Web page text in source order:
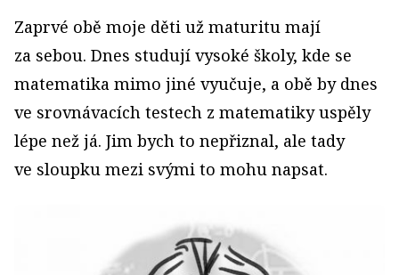
Zaprvé obě moje děti už maturitu mají
za sebou. Dnes studují vysoké školy, kde se
matematika mimo jiné vyučuje, a obě by dnes
ve srovnávacích testech z matematiky uspěly
lépe než já. Jim bych to nepřiznal, ale tady
ve sloupku mezi svými to mohu napsat.